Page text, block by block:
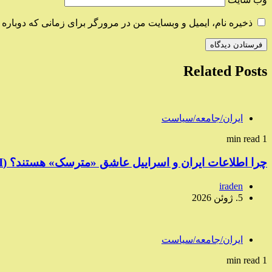
ذخیره نام، ایمیل و وبسایت من در مرورگر برای زمانی که
Related Posts
ایران/جامعه/سیاست
1 min read
چرا اطلاعات ایران و اسراییل عاشق «مترسک» هستند؟ (II)
iraden
5. ژوئن 2026
ایران/جامعه/سیاست
1 min read